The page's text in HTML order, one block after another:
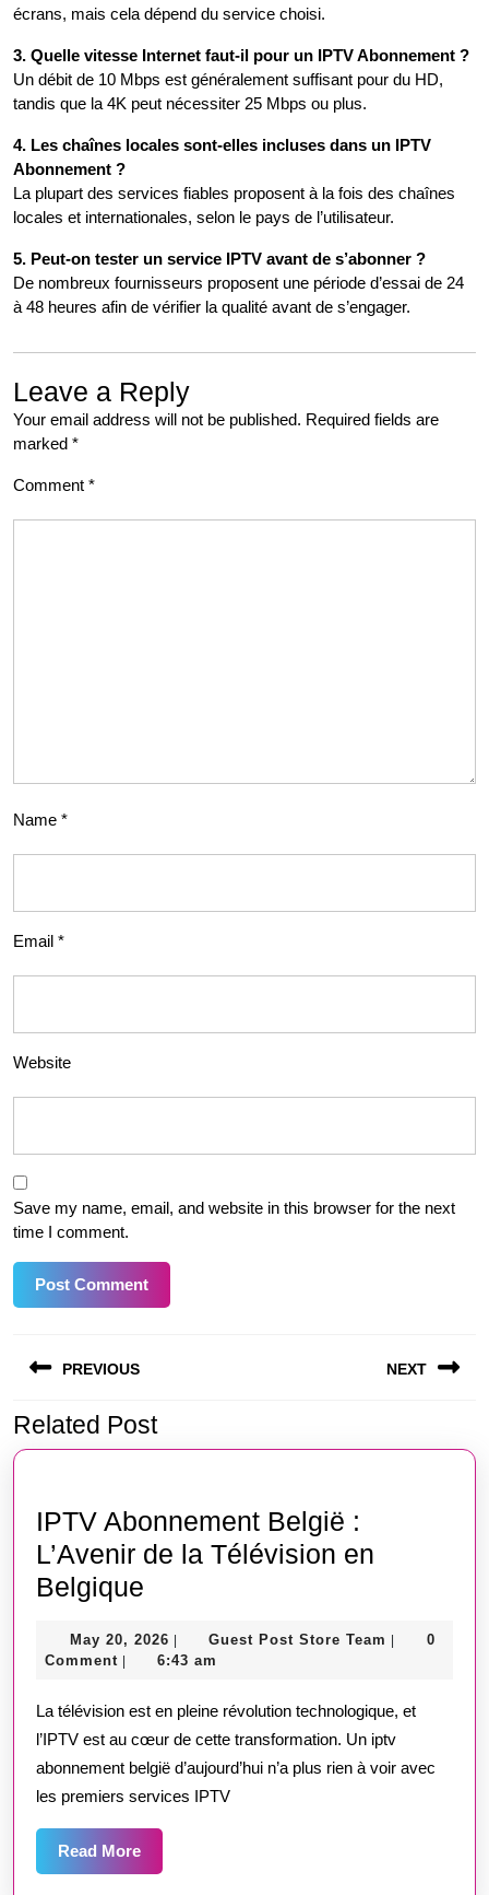
écrans, mais cela dépend du service choisi.
3. Quelle vitesse Internet faut-il pour un IPTV Abonnement ?
Un débit de 10 Mbps est généralement suffisant pour du HD,
tandis que la 4K peut nécessiter 25 Mbps ou plus.
4. Les chaînes locales sont-elles incluses dans un IPTV
Abonnement ?
La plupart des services fiables proposent à la fois des chaînes
locales et internationales, selon le pays de l’utilisateur.
5. Peut-on tester un service IPTV avant de s’abonner ?
De nombreux fournisseurs proposent une période d’essai de 24
à 48 heures afin de vérifier la qualité avant de s’engager.
Leave a Reply
Your email address will not be published. Required fields are
marked *
Comment *
Name *
Email *
Website
Save my name, email, and website in this browser for the next
time I comment.
navigation
PREVIOUS
Previous
post:
NEXT
post:
Related Post
IPTV Abonnement België :
L’Avenir de la Télévision en
Belgique
België
L’Avenir
de
la
Belgique
May 20, 2026 May
20,
| Guest Post Store Team Guest
|
0
Comment | 6:43 am
La télévision est en pleine révolution technologique, et
l’IPTV est au cœur de cette transformation. Un iptv
abonnement belgië d’aujourd’hui n’a plus rien à voir avec
les premiers services IPTV
Read MoreRead
More